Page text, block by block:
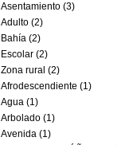
Asentamiento (3)
Adulto (2)
Bahía (2)
Escolar (2)
Zona rural (2)
Afrodescendiente (1)
Agua (1)
Arbolado (1)
Avenida (1)